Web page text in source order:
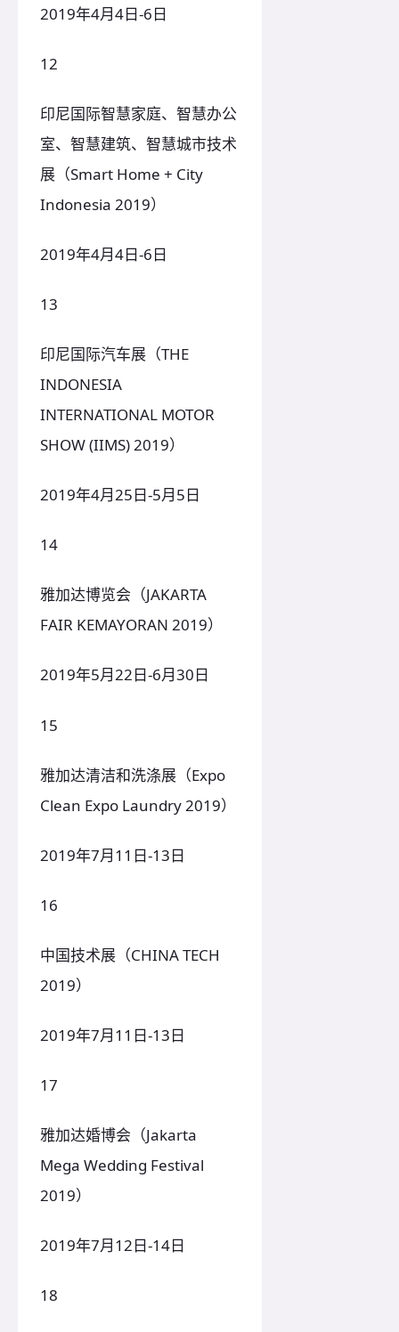
2019年4月4日-6日
12
印尼国际智慧家庭、智慧办公
室、智慧建筑、智慧城市技术
展（Smart Home + City
Indonesia 2019）
2019年4月4日-6日
13
印尼国际汽车展（THE
INDONESIA
INTERNATIONAL MOTOR
SHOW (IIMS) 2019）
2019年4月25日-5月5日
14
雅加达博览会（JAKARTA
FAIR KEMAYORAN 2019）
2019年5月22日-6月30日
15
雅加达清洁和洗涤展（Expo
Clean Expo Laundry 2019）
2019年7月11日-13日
16
中国技术展（CHINA TECH
2019）
2019年7月11日-13日
17
雅加达婚博会（Jakarta
Mega Wedding Festival
2019）
2019年7月12日-14日
18